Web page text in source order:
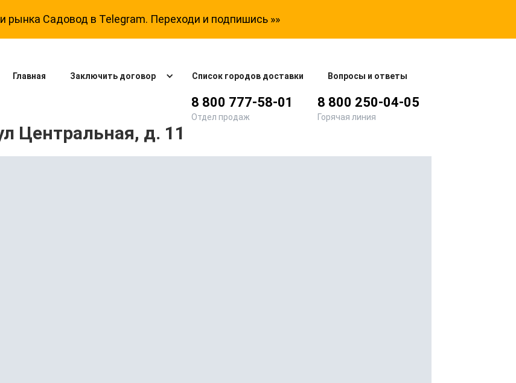
рынка Садовод в Telegram. Переходи и подпишись »»
Главная Заключить договор Список городов доставки Вопросы и ответы
8 800 777-58-01
Отдел продаж
8 800 250-04-05
Горячая линия
Центральная, д. 11